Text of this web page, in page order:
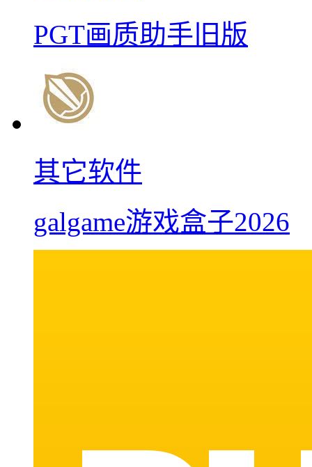
PGT画质助手旧版
其它软件
galgame游戏盒子2026